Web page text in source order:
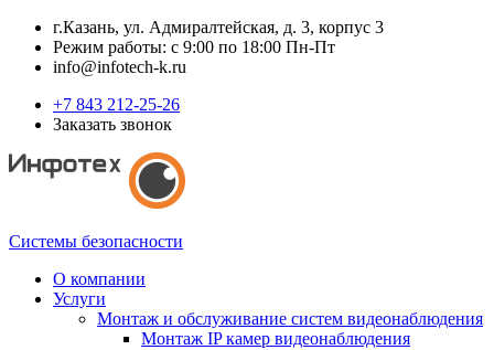
г.Казань, ул. Адмиралтейская, д. 3, корпус 3
Режим работы: с 9:00 по 18:00 Пн-Пт
info@infotech-k.ru
+7 843 212-25-26
Заказать звонок
Системы безопасности
О компании
Услуги
Монтаж и обслуживание систем видеонаблюдения
Монтаж IP камер видеонаблюдения